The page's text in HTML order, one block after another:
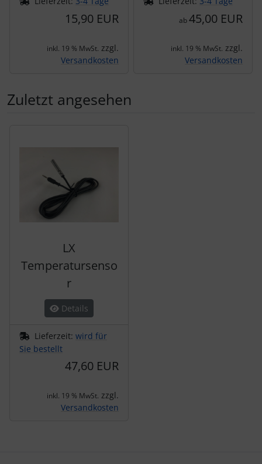
15,90 EUR
inkl. 19 % MwSt. zzgl.
Versandkosten
ab45,00 EUR
inkl. 19 % MwSt. zzgl.
Versandkosten
Zuletzt angesehen
LX
Temperatursenso
r
Details
Lieferzeit: wird für
Sie bestellt
47,60 EUR
inkl. 19 % MwSt. zzgl.
Versandkosten